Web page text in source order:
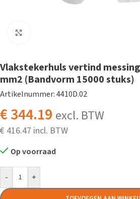
Vlakstekerhuls vertind
mm2 (Bandvorm 15000 stuks)
Artikelnummer: 4410D.02
€344.19 excl. BTW
€ 416.47
Op voorraad
- +